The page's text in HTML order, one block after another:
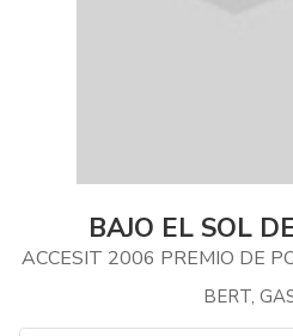
BAJO EL SOL
ACCESIT 2006 PREMIO DE
BERT,